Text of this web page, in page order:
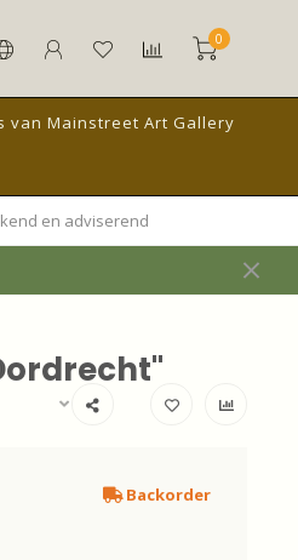
0
van Mainstreet Art Gallery
en adviserend
Backorder